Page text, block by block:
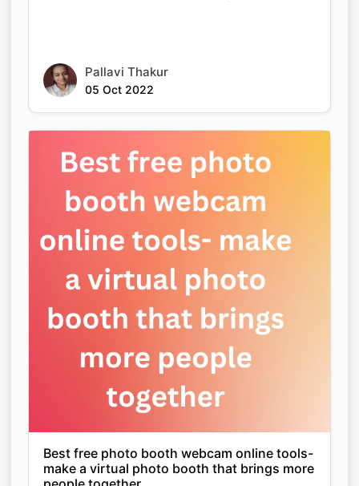
Pallavi Thakur
05 Oct 2022
Best free photo booth webcam online tools-
make a virtual photo booth that brings more